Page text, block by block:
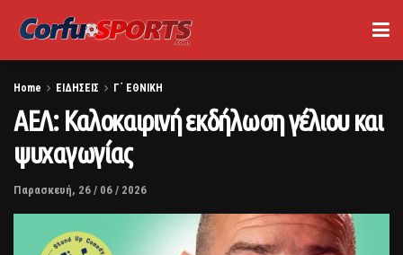
Home ΕΙΔΗΣΕΙΣ Γ΄ ΕΘΝΙΚΗ
ΑΕΛ: Καλοκαιρινή εκδήλωση γέλιου και
ψυχαγωγίας
Παρασκευή, 26 / 06 / 2026